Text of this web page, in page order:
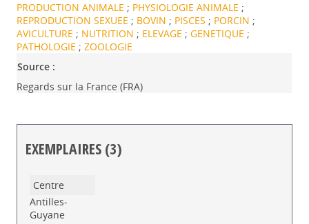
PRODUCTION ANIMALE ; PHYSIOLOGIE ANIMALE ;
REPRODUCTION SEXUEE ; BOVIN ; PISCES ; PORCIN ;
AVICULTURE ; NUTRITION ; ELEVAGE ;GENETIQUE ;
PATHOLOGIE ;ZOOLOGIE
Source :
Regards sur la France (FRA)
EXEMPLAIRES (3)
Antilles-
Guyane